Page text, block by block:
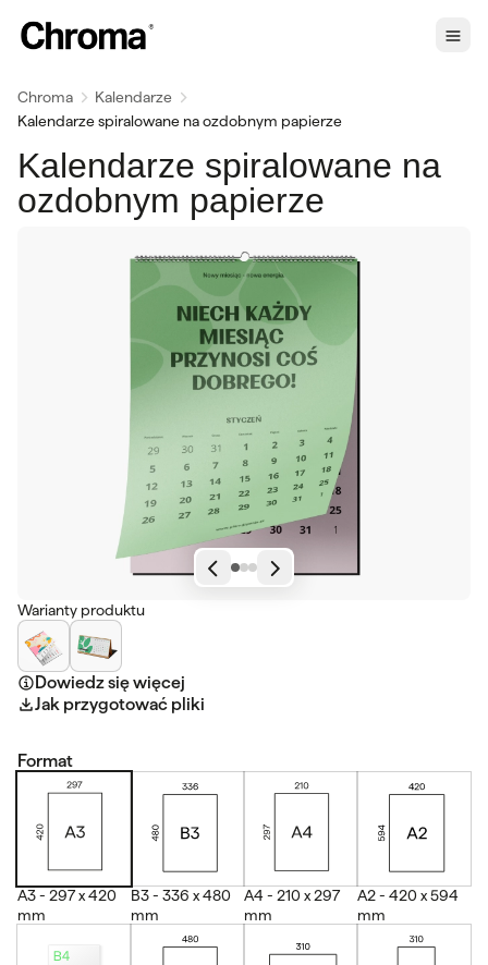
Chroma
Kalendarze
Kalendarze spiralowane na ozdobnym papierze
Kalendarze spiralowane na
ozdobnym papierze
Warianty produktu
Dowiedz się więcej
Jak przygotować pliki
Format
A3 - 297 x 420
mm
B3 - 336 x 480
mm
A4 - 210 x 297
mm
A2 - 420 x 594
mm